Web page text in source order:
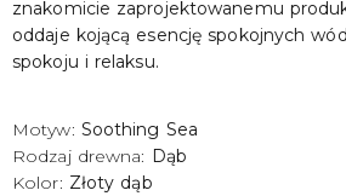
znakomicie zaprojektowanemu
oddaje kojącą esencję spokojnych
spokoju i relaksu.
Motyw: Soothing Sea
Rodzaj drewna: Dąb
Kolor: Złoty dąb